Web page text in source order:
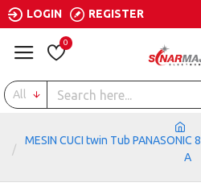
LOGIN REGISTER
0
All
MESIN CUCI twin Tub PANASONIC
A